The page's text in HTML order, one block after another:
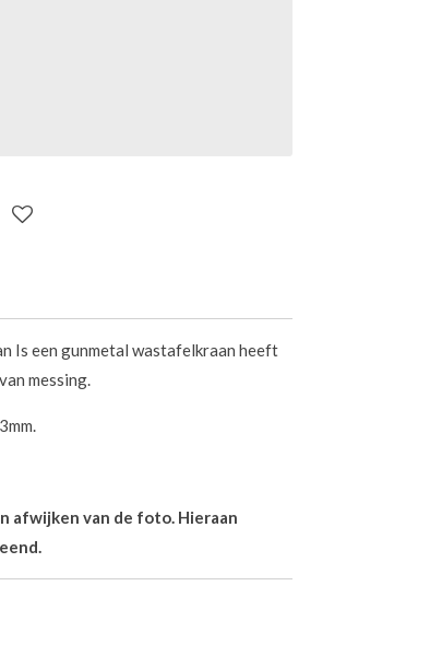
Is een gunmetal wastafelkraan heeft
messing.
afwijken van de foto. Hieraan